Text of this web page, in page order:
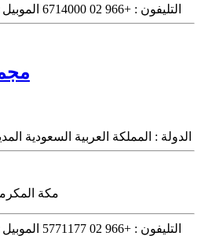
التليفون : +966 02 6714000
الدولة : المملكة العربية السعودية
مكة
التليفون : +966 02 5771177